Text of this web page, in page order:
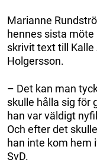
Marianne
hennes sista
skrivit text till
Holgersson.
– Det kan man
skulle hålla sig för
han var väldigt
Och efter det
han inte kom hem
SvD.